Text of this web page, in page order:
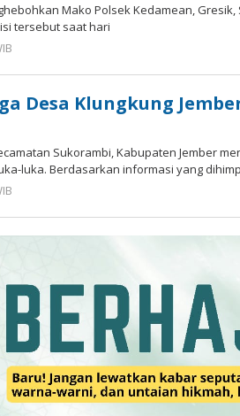
Mako Polsek Kedamean, Gresik,
tersebut saat hari
Desa Klungkung
Sukorambi, Kabupaten Jember
luka. Berdasarkan informasi yang